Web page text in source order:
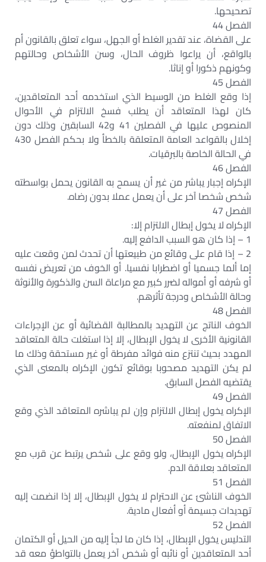
تصحيحها.
الفصل 44
على القضاة، عند تقدير الغلط أو الجهل، سواء تعلق بالقانون أم
بالواقع، أن يراعوا ظروف الحال، وسن الأشخاص وحالتهم
وكونهم ذكورا أو إناثا.
الفصل 45
إذا وقع الغلط من الوسيط الذي استخدمه أحد المتعاقدين،
كان لهذا المتعاقد أن يطلب فسخ الالتزام في الأحوال
المنصوص عليها في الفصلين 41 و42 السابقين وذلك دون
إخلال بالقواعد العامة المتعلقة بالخطأ ولا بحكم الفصل 430
في الحالة الخاصة بالبرقيات.
الفصل 46
الإكراه إجبار يباشر من غير أن يسمح به القانون يحمل بواسطته
شخص شخصا آخر على أن يعمل عملا بدون رضاه.
الفصل 47
الإكراه لا يخول إبطال الالتزام إلا:
1 – إذا كان هو السبب الدافع إليه.
2 – إذا قام على وقائع من طبيعتها أن تحدث لمن وقعت عليه
إما ألما جسميا أو اضطرابا نفسيا. أو الخوف من تعريض نفسه
أو شرفه أو أمواله لضرر كبير مع مراعاة السن والذكورة والأنوثة
وحالة الأشخاص ودرجة تأثرهم.
الفصل 48
الخوف الناتج عن التهديد بالمطالبة القضائية أو عن الإجراءات
القانونية الأخرى لا يخول الإبطال، إلا إذا استغلت حالة المتعاقد
المهدد بحيث تنتزع منه فوائد مفرطة أو غير مستحقة وذلك ما
لم يكن التهديد مصحوبا بوقائع تكون الإكراه بالمعنى الذي
يقتضيه الفصل السابق.
الفصل 49
الإكراه يخول إبطال الالتزام وإن لم يباشره المتعاقد الذي وقع
الاتفاق لمنفعته.
الفصل 50
الإكراه يخول الإبطال، ولو وقع على شخص يرتبط عن قرب مع
المتعاقد بعلاقة الدم.
الفصل 51
الخوف الناشئ عن الاحترام لا يخول الإبطال، إلا إذا انضمت إليه
تهديدات جسيمة أو أفعال مادية.
الفصل 52
التدليس يخول الإبطال، إذا كان ما لجأ إليه من الحيل أو الكتمان
أحد المتعاقدين أو نائبه أو شخص آخر يعمل بالتواطؤ معه قد